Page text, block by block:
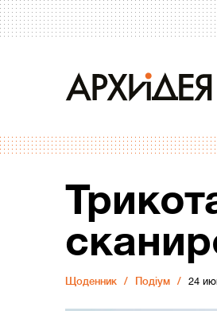
Щоденник Подіум 24